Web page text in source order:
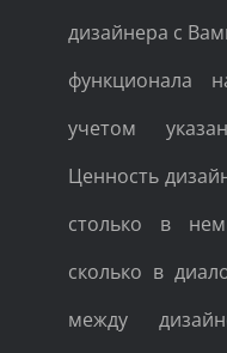
дизайнера с
функционала
учетом
Ценность
столько в
сколько в
между